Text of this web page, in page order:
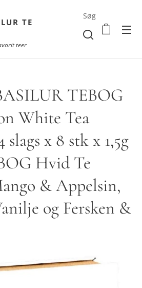
TE
teer
Søg
TEBOG
White Tea
x 8 stk x 1,5g
Hvid Te
& Appelsin,
og Fersken &